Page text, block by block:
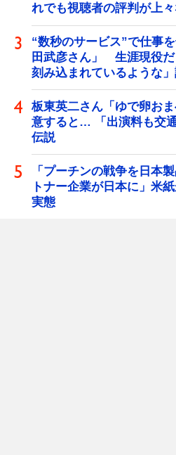
れでも視聴者の評判が上
“数秒のサービス”で仕事
田武彦さん」 生涯現役
刻み込まれているような
板東英二さん「ゆで卵お
意すると… 「出演料も交
伝説
「プーチンの戦争を日本
トナー企業が日本に」米
実態